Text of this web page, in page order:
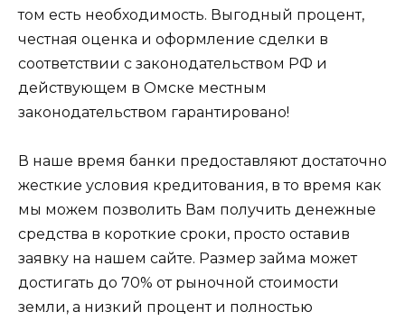
том есть необходимость. Выгодный процент,
честная оценка и оформление сделки в
соответствии с законодательством РФ и
действующем в Омске местным
законодательством гарантировано!
В наше время банки предоставляют достаточно
жесткие условия кредитования, в то время как
мы можем позволить Вам получить денежные
средства в короткие сроки, просто оставив
заявку на нашем сайте. Размер займа может
достигать до 70% от рыночной стоимости
земли, а низкий процент и полностью